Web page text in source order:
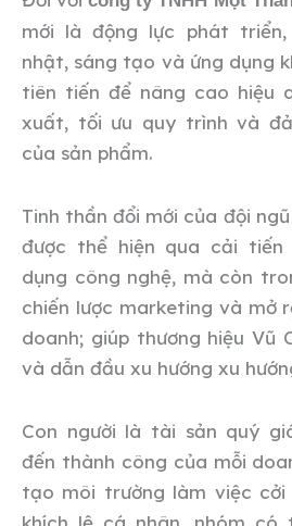
mới là động lực phát triển,
nhật, sáng tạo và ứng dụng
tiên tiến để nâng cao hiệu
xuất, tối ưu quy trình và
của sản phẩm.
Tinh thần đổi mới của đội
được thể hiện qua cải tiến
dụng công nghệ, mà còn
chiến lược marketing và mở
doanh; giúp thương hiệu Vũ
và dẫn đầu xu hướng xu
Con người là tài sản quý
đến thành công của mỗi
tạo môi trường làm việc cởi